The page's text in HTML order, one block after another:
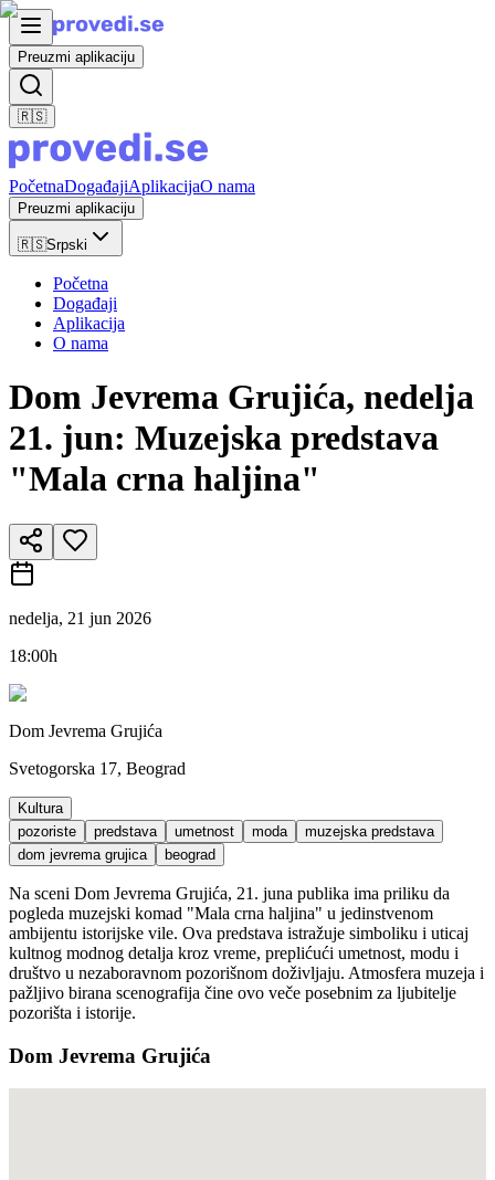
Preuzmi aplikaciju
🇷🇸
PočetnaDogađajiAplikacijaO nama
Preuzmi aplikaciju
🇷🇸Srpski
Početna
Događaji
Aplikacija
O nama
Dom Jevrema Grujića, nedelja
21. jun: Muzejska predstava
"Mala crna haljina"
nedelja, 21 jun 2026
18:00h
Dom Jevrema Grujića
Svetogorska 17, Beograd
Kultura
pozoriste
predstava umetnost moda
muzejska predstava
dom jevrema grujica
beograd
Na sceni Dom Jevrema Grujića, 21. juna publika ima priliku da
pogleda muzejski komad "Mala crna haljina" u jedinstvenom
ambijentu istorijske vile. Ova predstava istražuje simboliku i uticaj
kultnog modnog detalja kroz vreme, preplićući umetnost, modu i
društvo u nezaboravnom pozorišnom doživljaju. Atmosfera muzeja i
pažljivo birana scenografija čine ovo veče posebnim za ljubitelje
pozorišta i istorije.
Dom Jevrema Grujića